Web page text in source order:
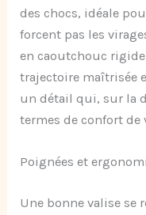
des chocs, idéale
forcent pas les
en caoutchouc
trajectoire maîtrisée
un détail qui, sur la
termes de confort de
Poignées et
Une bonne valise se